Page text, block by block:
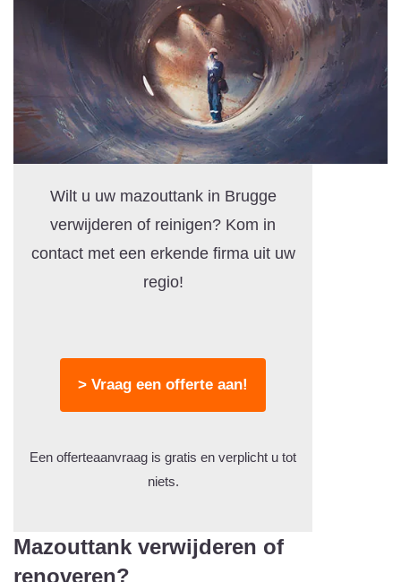
Wilt u uw mazouttank in Brugge
verwijderen of reinigen? Kom in
contact met een erkende firma uit uw
regio!
> Vraag een offerte aan!
Een offerteaanvraag is gratis en verplicht u tot
niets.
Mazouttank verwijderen of
renoveren?